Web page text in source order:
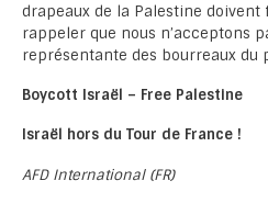
drapeaux de la Palestine
rappeler que nous n’acceptons
représentante des bourreaux du
Boycott Israël – Free Palestine
Israël hors du Tour de France !
AFD International (FR)